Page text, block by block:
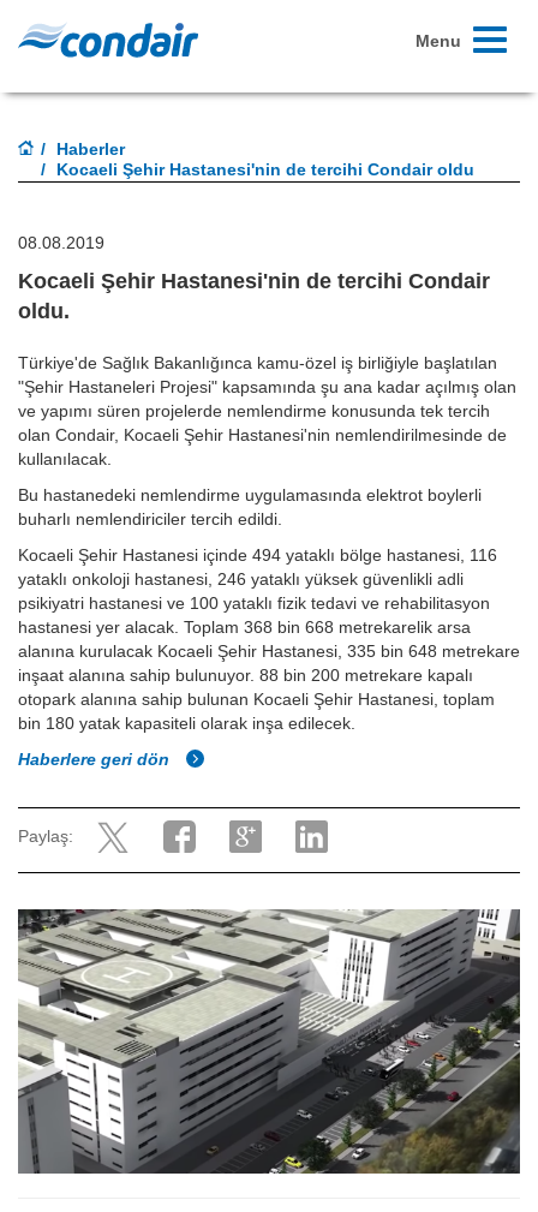
Toggle
Menu
Haberler
Kocaeli Şehir Hastanesi'nin de tercihi Condair oldu
08.08.2019
Kocaeli Şehir Hastanesi'nin de tercihi Condair
oldu.
Türkiye'de Sağlık Bakanlığınca kamu-özel iş birliğiyle başlatılan
"Şehir Hastaneleri Projesi" kapsamında şu ana kadar açılmış olan
ve yapımı süren projelerde nemlendirme konusunda tek tercih
olan Condair, Kocaeli Şehir Hastanesi'nin nemlendirilmesinde de
kullanılacak.
Bu hastanedeki nemlendirme uygulamasında elektrot boylerli
buharlı nemlendiriciler tercih edildi.
Kocaeli Şehir Hastanesi içinde 494 yataklı bölge hastanesi, 116
yataklı onkoloji hastanesi, 246 yataklı yüksek güvenlikli adli
psikiyatri hastanesi ve 100 yataklı fizik tedavi ve rehabilitasyon
hastanesi yer alacak. Toplam 368 bin 668 metrekarelik arsa
alanına kurulacak Kocaeli Şehir Hastanesi, 335 bin 648 metrekare
inşaat alanına sahip bulunuyor. 88 bin 200 metrekare kapalı
otopark alanına sahip bulunan Kocaeli Şehir Hastanesi, toplam
bin 180 yatak kapasiteli olarak inşa edilecek.
Haberlere geri dön
Paylaş: